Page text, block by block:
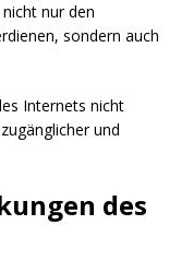
nur den
sondern auch
Internets nicht
und
des